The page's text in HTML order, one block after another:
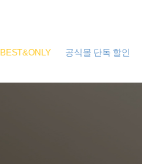
BEST&ONLY 공식몰 단독 할인